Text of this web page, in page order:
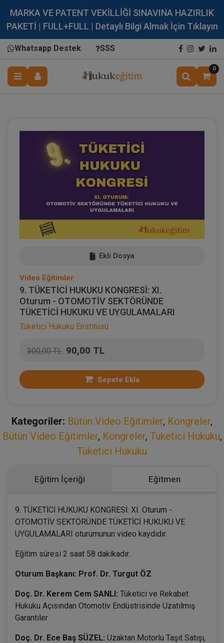
MARKA VE PATENT VEKİLLİĞİ SINAVINA HAZIRLIK
PAKETİ | FULL+FULL | Detaylı Bilgi Almak İçin Tıklayın
Whatsapp Destek SSS
0
Ekli Dosya
Video Eğitimler
9. TÜKETİCİ HUKUKU KONGRESİ: XI.
Oturum - OTOMOTİV SEKTÖRÜNDE
TÜKETİCİ HUKUKU VE UYGULAMALARI
Tüketici Hukuku Enstitüsü
300,00 TL 90,00 TL
Sepete Ekle
Kategoriler: Bütün Video Eğitimler, Kongreler,
Bütün Video Eğitimler, Kongreler, Tüketici Hukuku,
Tüketici Hukuku
Eğitim İçeriği Eğitmen
9. TÜKETİCİ HUKUKU KONGRESİ: XI. Oturum -
OTOMOTİV SEKTÖRÜNDE TÜKETİCİ HUKUKU VE
UYGULAMALARI oturumunun video kaydıdır.
Eğitim süresi 2 saat 58 dakikadır.
Oturum Başkanı: Prof. Dr. Turgut ÖZ
Doç. Dr. Kerem Cem SANLI: Tüketici ve Rekabet
Hukuku Açısından Otomotiv Endüstrisinde Uzatılmış
Garantiler
Doç. Dr. Ece Baş SÜZEL: Uzaktan Motorlu Taşıt Satışı,